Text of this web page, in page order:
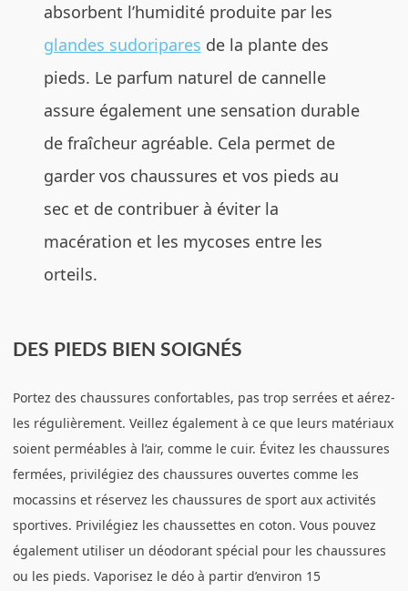
absorbent l’humidité produite par les
glandes sudoripares de la plante des
pieds. Le parfum naturel de cannelle
assure également une sensation durable
de fraîcheur agréable. Cela permet de
garder vos chaussures et vos pieds au
sec et de contribuer à éviter la
macération et les mycoses entre les
orteils.
DES PIEDS BIEN SOIGNÉS
Portez des chaussures confortables, pas trop serrées et aérez-
les régulièrement. Veillez également à ce que leurs matériaux
soient perméables à l’air, comme le cuir. Évitez les chaussures
fermées, privilégiez des chaussures ouvertes comme les
mocassins et réservez les chaussures de sport aux activités
sportives. Privilégiez les chaussettes en coton. Vous pouvez
également utiliser un déodorant spécial pour les chaussures
ou les pieds. Vaporisez le déo à partir d’environ 15